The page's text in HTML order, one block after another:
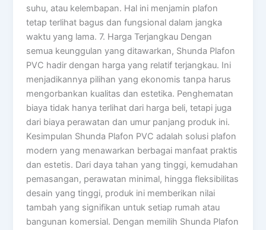
suhu, atau kelembapan. Hal ini menjamin plafon
tetap terlihat bagus dan fungsional dalam jangka
waktu yang lama. 7. Harga Terjangkau Dengan
semua keunggulan yang ditawarkan, Shunda Plafon
PVC hadir dengan harga yang relatif terjangkau. Ini
menjadikannya pilihan yang ekonomis tanpa harus
mengorbankan kualitas dan estetika. Penghematan
biaya tidak hanya terlihat dari harga beli, tetapi juga
dari biaya perawatan dan umur panjang produk ini.
Kesimpulan Shunda Plafon PVC adalah solusi plafon
modern yang menawarkan berbagai manfaat praktis
dan estetis. Dari daya tahan yang tinggi, kemudahan
pemasangan, perawatan minimal, hingga fleksibilitas
desain yang tinggi, produk ini memberikan nilai
tambah yang signifikan untuk setiap rumah atau
bangunan komersial. Dengan memilih Shunda Plafon